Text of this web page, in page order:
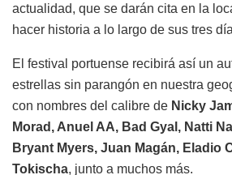
actualidad, que se darán cita en la
hacer historia a lo largo de sus tres
El festival portuense recibirá así un
estrellas sin parangón en nuestra
con nombres del calibre de Nicky
Morad, Anuel AA, Bad Gyal, Natti
Bryant Myers, Juan Magán, Eladio
Tokischa, junto a muchos más.